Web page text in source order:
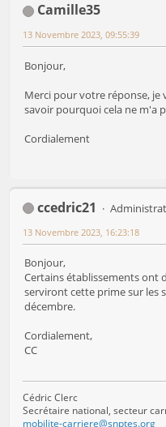
Camille35
13 Novembre 2023, 09:55:39
Bonjour,
Merci pour votre réponse, je
savoir pourquoi cela ne m'a
Cordialement
ccedric21
13 Novembre 2023, 16:23:18
Bonjour,
Certains établissements ont
serviront cette prime sur les
décembre.
Cordialement,
CC
Cédric Clerc
Secrétaire national, secteur
mobilite-carriere@snptes.org